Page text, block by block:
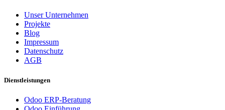
Unser Unternehmen
Projekte
Blog
Impressum
Datenschutz
AGB
Dienstleistungen
Odoo ERP-Beratung